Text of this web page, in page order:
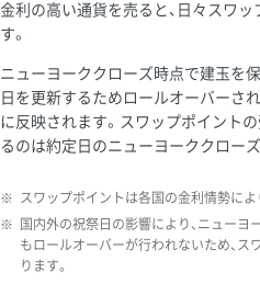
金利の高い通貨を売ると、日々スワ
す。
ニューヨーククローズ時点で建玉を
日を更新するためロールオーバーさ
に反映されます。スワップポイント
るのは約定日のニューヨーククローズ
※ スワップポイントは各国の金利情勢によ
※
国内外の祝祭日の影響により、ニュー
もロールオーバーが行われないため、
ります。